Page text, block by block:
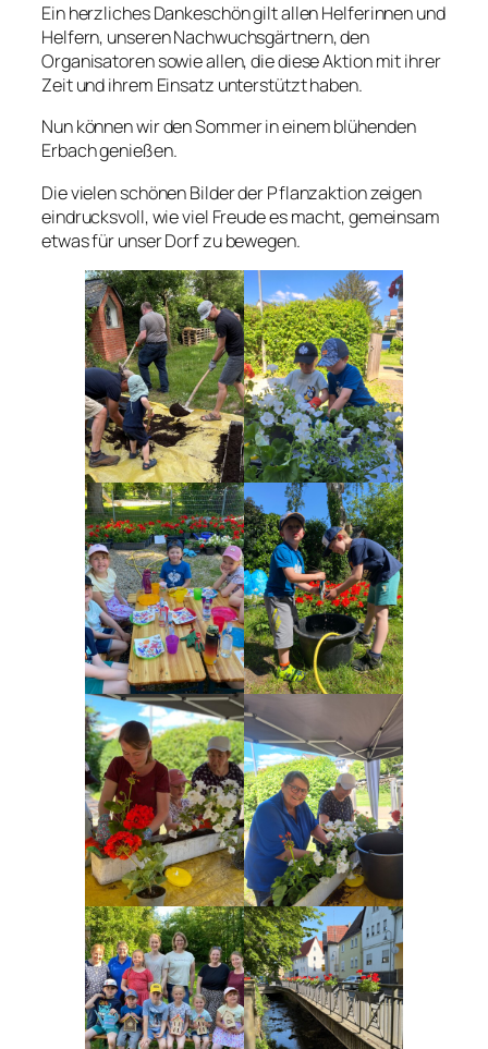
Ein herzliches Dankeschön gilt allen Helferinnen und
Helfern, unseren Nachwuchsgärtnern, den
Organisatoren sowie allen, die diese Aktion mit ihrer
Zeit und ihrem Einsatz unterstützt haben.
Nun können wir den Sommer in einem blühenden
Erbach genießen.
Die vielen schönen Bilder der Pflanzaktion zeigen
eindrucksvoll, wie viel Freude es macht, gemeinsam
etwas für unser Dorf zu bewegen.